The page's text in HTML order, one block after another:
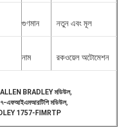
গুণমান নতুন এবং মূল
নাম রকওয়েল অটোমেশন
BRADLEY মডিউল,
এফআইএমআরটিপি মডিউল,
1757-FIMRTP